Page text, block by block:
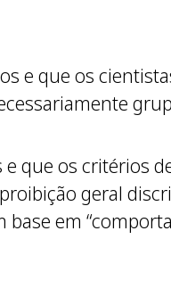
e que os
que os critérios
geral
em